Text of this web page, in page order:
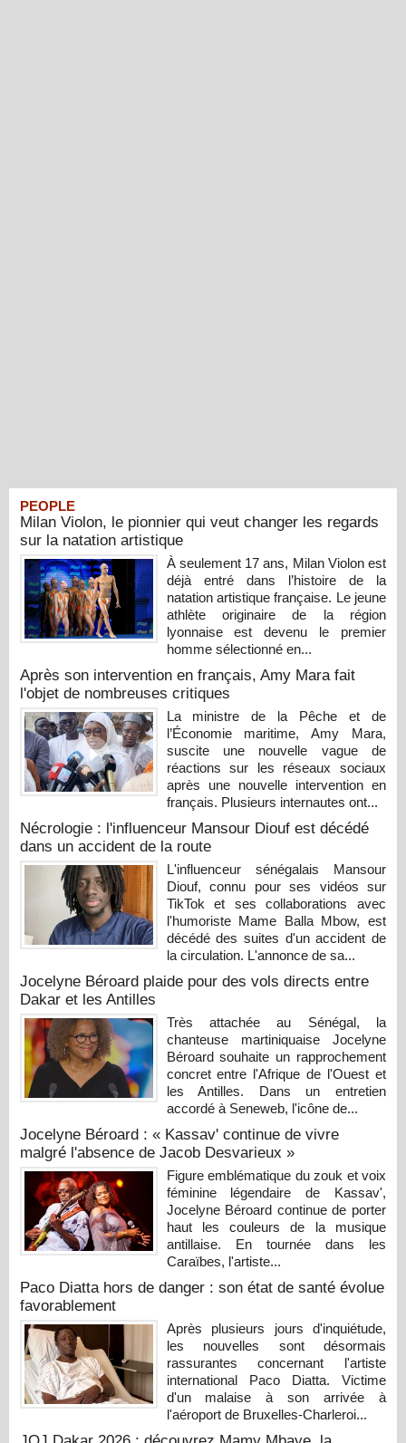
PEOPLE
Milan Violon, le pionnier qui veut changer les regards
sur la natation artistique
À seulement 17 ans, Milan Violon est
déjà entré dans l’histoire de la
natation artistique française. Le jeune
athlète originaire de la région
lyonnaise est devenu le premier
homme sélectionné en...
Après son intervention en français, Amy Mara fait
l'objet de nombreuses critiques
La ministre de la Pêche et de
l’Économie maritime, Amy Mara,
suscite une nouvelle vague de
réactions sur les réseaux sociaux
après une nouvelle intervention en
français. Plusieurs internautes ont...
Nécrologie : l'influenceur Mansour Diouf est décédé
dans un accident de la route
L'influenceur sénégalais Mansour
Diouf, connu pour ses vidéos sur
TikTok et ses collaborations avec
l'humoriste Mame Balla Mbow, est
décédé des suites d'un accident de
la circulation. L'annonce de sa...
Jocelyne Béroard plaide pour des vols directs entre
Dakar et les Antilles
Très attachée au Sénégal, la
chanteuse martiniquaise Jocelyne
Béroard souhaite un rapprochement
concret entre l'Afrique de l'Ouest et
les Antilles. Dans un entretien
accordé à Seneweb, l'icône de...
Jocelyne Béroard : « Kassav' continue de vivre
malgré l'absence de Jacob Desvarieux »
Figure emblématique du zouk et voix
féminine légendaire de Kassav',
Jocelyne Béroard continue de porter
haut les couleurs de la musique
antillaise. En tournée dans les
Caraïbes, l'artiste...
Paco Diatta hors de danger : son état de santé évolue
favorablement
Après plusieurs jours d'inquiétude,
les nouvelles sont désormais
rassurantes concernant l'artiste
international Paco Diatta. Victime
d'un malaise à son arrivée à
l'aéroport de Bruxelles-Charleroi...